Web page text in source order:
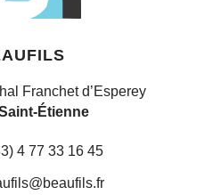
Franchet d’Esperey
Étienne
4 77 33 16 45